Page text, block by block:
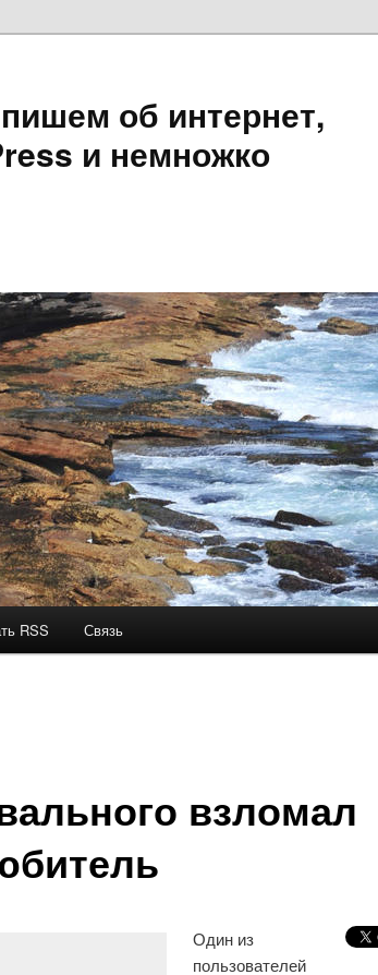
об интернет,
и немножко
RSS Связь
взломал
Один из
пользователей